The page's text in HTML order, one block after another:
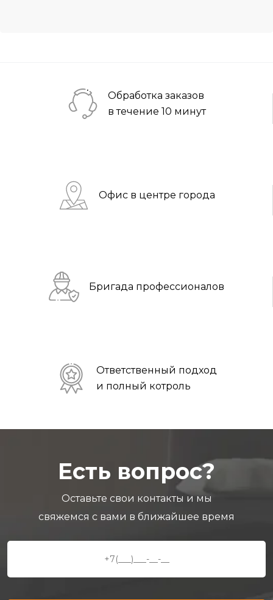
Обработка заказов
в течение 10 минут
Офис в центре города
Бригада профессионалов
Ответственный подход
и полный котроль
Есть вопрос?
Оставьте свои контакты и мы
свяжемся с вами в ближайшее время